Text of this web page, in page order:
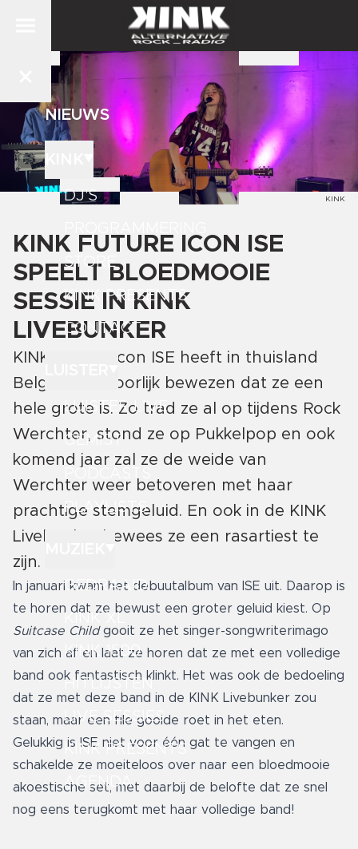
NIEUWS
DJ'S
STORE
KINK PRESENTS
CONTACT
LUISTER LIVE
GEMIST
PLAYLISTS
GEDRAAID
KINK XL
KINK 1500
HITLIJSTEN
LIVE SESSIES
KINK PRESENTS
AGENDA
KINK
KINK FUTURE ICON ISE
SPEELT BLOEDMOOIE
SESSIE IN KINK
LIVEBUNKER
KINK Future Icon ISE heeft in thuisland
België al behoorlijk bewezen dat ze een
hele grote is. Zo trad ze al op tijdens Rock
Werchter, stond ze op Pukkelpop en ook
komend jaar zal ze de weide van
Werchter weer betoveren met haar
prachtige stemgeluid. En ook in de KINK
Livebunker bewees ze een rasartiest te
zijn.
In januari kwam het debuutalbum van ISE uit. Daarop is
te horen dat ze bewust een groter geluid kiest. Op
Suitcase Childgooit ze het singer-songwriterimago
van zich af en laat ze horen dat ze met een volledige
band ook fantastisch klinkt. Het was ook de bedoeling
dat ze met deze band in de KINK Livebunker zou
staan, maar een file gooide roet in het eten.
Gelukkig is ISE niet voor één gat te vangen en
schakelde ze moeiteloos over naar een bloedmooie
akoestische set, met daarbij de belofte dat ze snel
nog eens terugkomt met haar volledige band!